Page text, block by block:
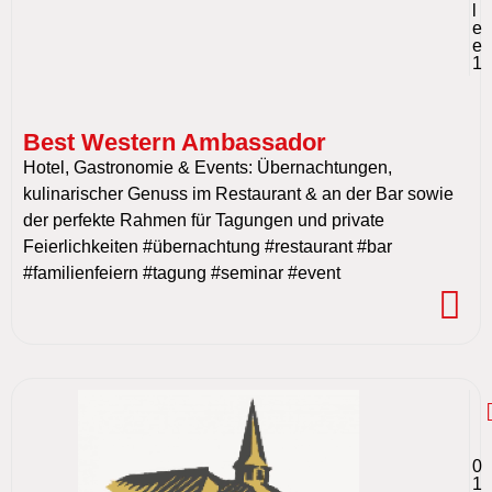
e
e
1
Best Western Ambassador
Hotel, Gastronomie & Events: Übernachtungen,
kulinarischer Genuss im Restaurant & an der Bar sowie
der perfekte Rahmen für Tagungen und private
Feierlichkeiten #übernachtung #restaurant #bar
#familienfeiern #tagung #seminar #event
0
1